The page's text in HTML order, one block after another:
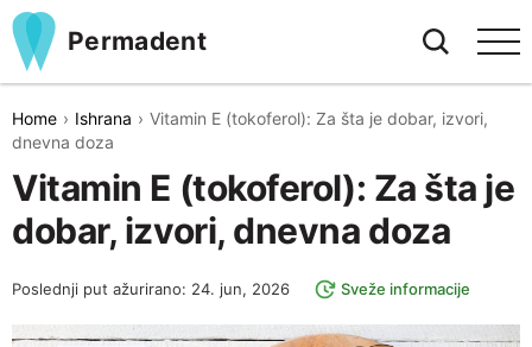
Permadent
Home Ishrana
Vitamin E (tokoferol): Za šta je dobar, izvori,
dnevna doza
Vitamin E (tokoferol): Za šta je
dobar, izvori, dnevna doza
Poslednji put ažurirano: 24. jun, 2026 Sveže informacije